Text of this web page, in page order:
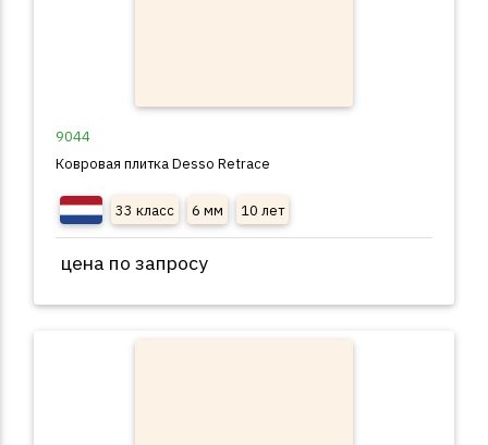
9044
Ковровая плитка Desso Retrace
33 класс 6 мм 10 лет
цена по запросу